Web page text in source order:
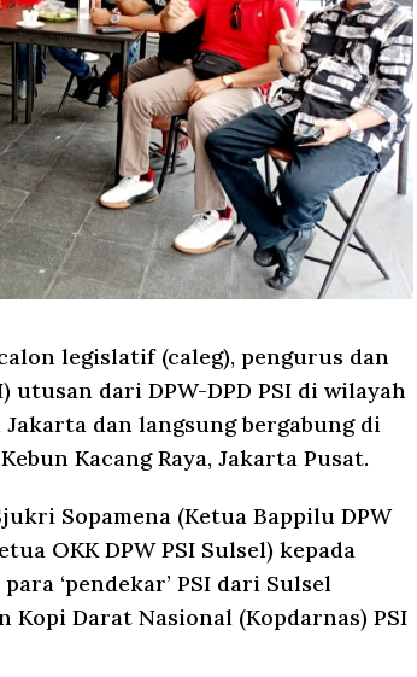
legislatif (caleg), pengurus dan
dari DPW-DPD PSI di wilayah
dan langsung bergabung di
Kacang Raya, Jakarta Pusat.
Sopamena (Ketua Bappilu DPW
OKK DPW PSI Sulsel) kepada
‘pendekar’ PSI dari Sulsel
Darat Nasional (Kopdarnas) PSI